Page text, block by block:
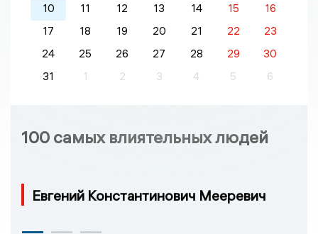
10
11 12 13 14 15
16
17
18 19 20 21 22
23
24
25 26 27 28 29
30
31
1 2 3 4 5 6
100 самых влиятельных людей
Евгений Константинович Мееревич